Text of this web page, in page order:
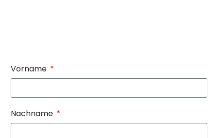
Vorname
Nachname